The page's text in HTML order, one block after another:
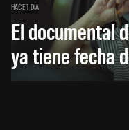
HACE 1 DÍA
El documental
ya tiene fecha